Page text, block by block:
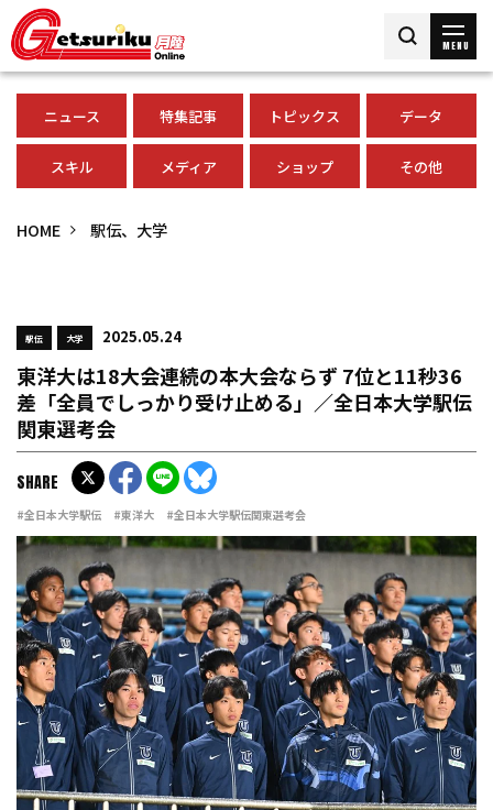
MENU
ニュース 特集記事 トピックス データ
スキル メディア ショップ その他
HOME 駅伝、大学
駅伝 大学 2025.05.24
東洋大は18大会連続の本大会ならず 7位と11秒36
差「全員でしっかり受け止める」／全日本大学駅伝
関東選考会
#全日本大学駅伝 #東洋大 #全日本大学駅伝関東選考会
SHARE